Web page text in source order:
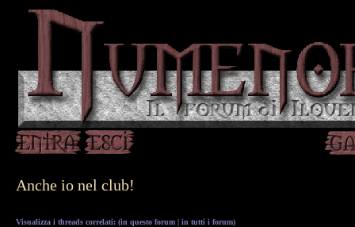
Anche io nel club!
Visualizza i threads correlati: (in questo forum | in tutti i forum)